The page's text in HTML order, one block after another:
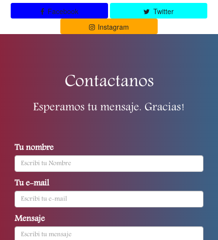
Facebook
Twitter
Instagram
Contactanos
Esperamos tu mensaje. Gracias!
Tu nombre
Tu e-mail
Mensaje